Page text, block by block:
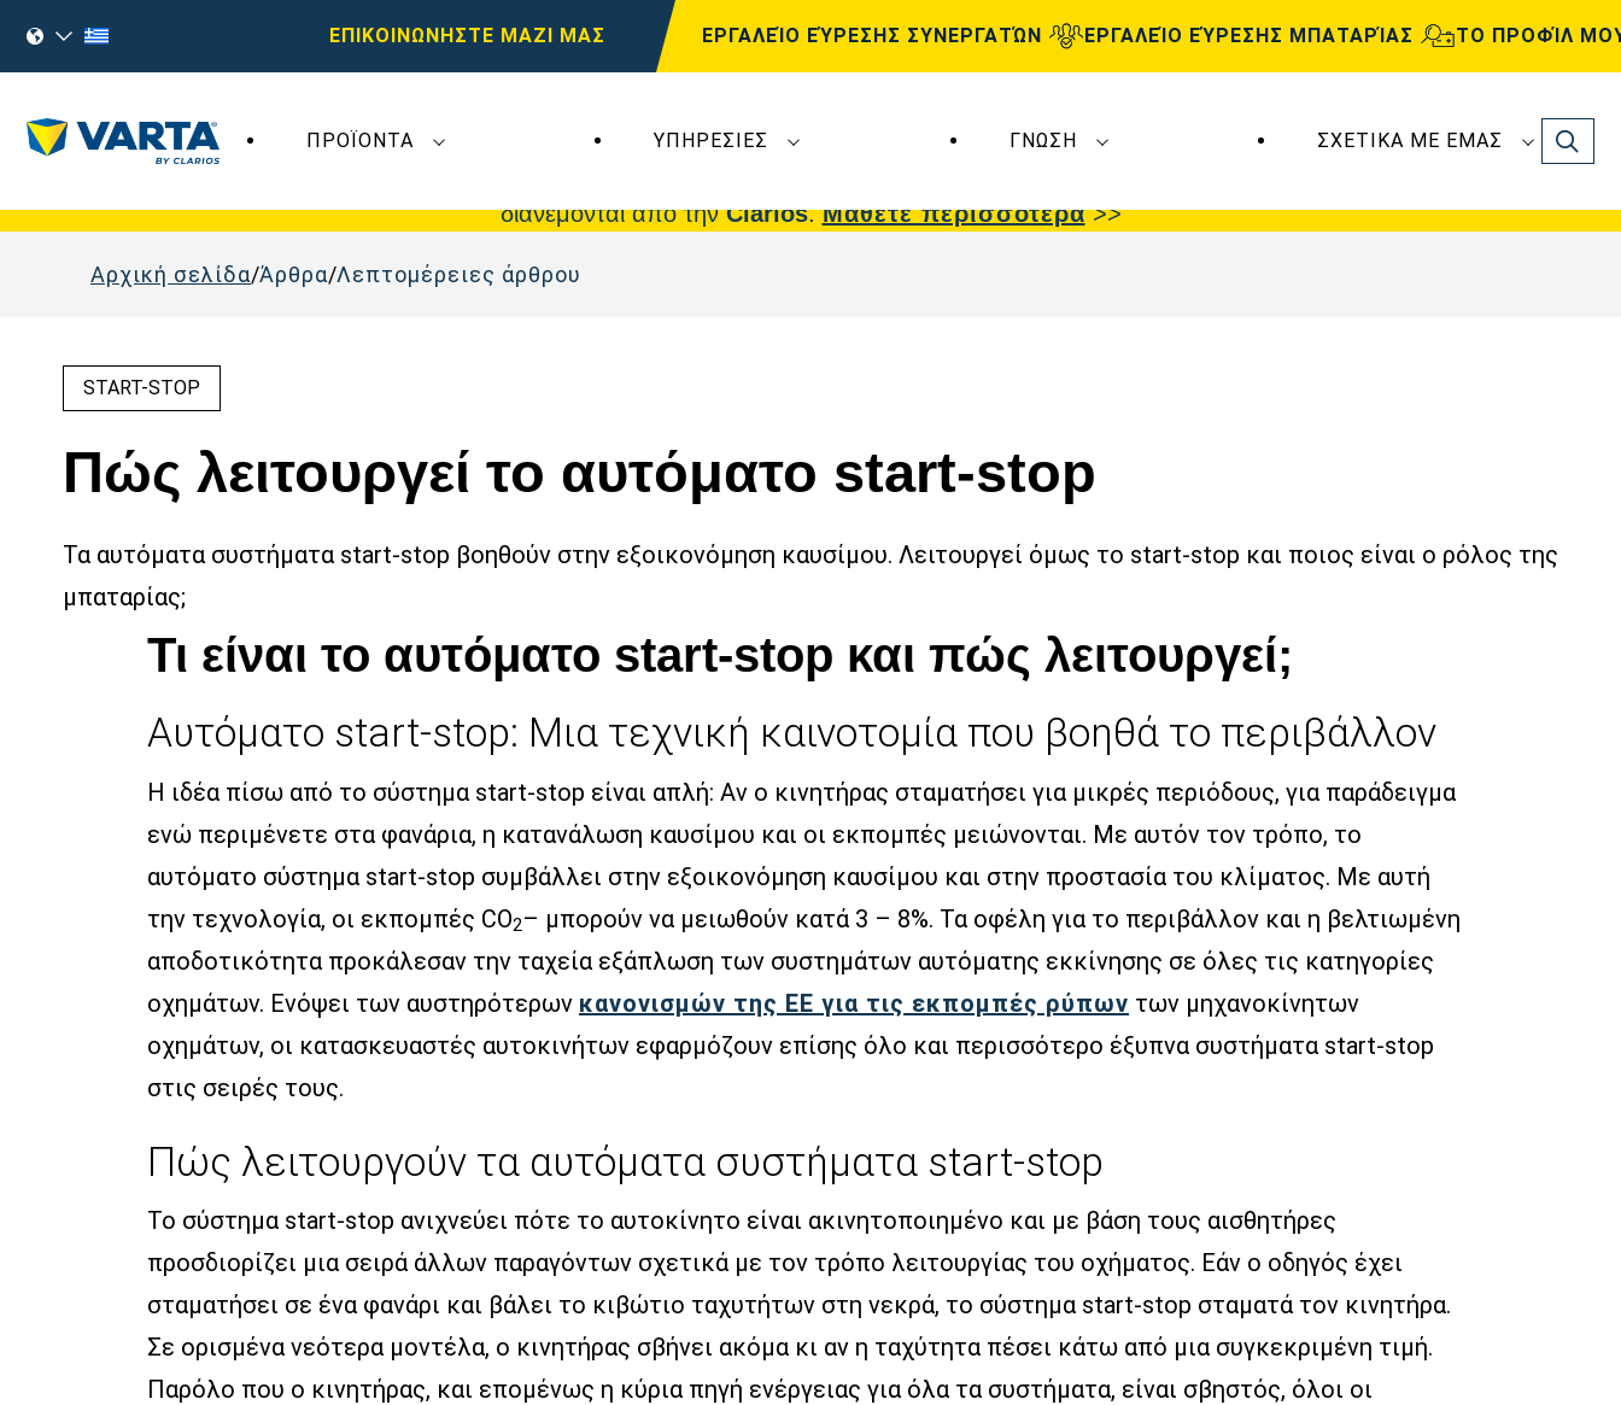
ΕΠΙΚΟΙΝΩΝΗΣΤΕ ΜΑΖΙ ΜΑΣ ΕΡΓΑΛΕΊΟ ΕΎΡΕΣΗΣ ΣΥΝΕΡΓΑΤΏΝ ΕΡΓΑΛΕΊΟ ΕΎΡΕΣΗΣ ΜΠΑΤΑΡΊΑΣ ΤΟ ΠΡΟΦΊΛ
ΠΡΟΪΌΝΤΑ ΥΠΗΡΕΣΊΕΣ ΓΝΏΣΗ ΣΧΕΤΙΚΆ ΜΕ ΕΜΆΣ Search
διανέμονται από τηνClarios.Μάθετε περισσότερα>>
Αρχική σελίδα Άρθρα Λεπτομέρειες άρθρου
START-STOP
Πώς λειτουργεί το αυτόματο start-stop
Τα αυτόματα συστήματα start-stop βοηθούν στην εξοικονόμηση καυσίμου. Λειτουργεί όμως το start-stop και ποιος είναι ο ρόλος της
μπαταρίας;
Τι είναι το αυτόματο start-stop και πώς λειτουργεί;
Αυτόματο start-stop: Μια τεχνική καινοτομία που βοηθά το περιβάλλον
Η ιδέα πίσω από το σύστημα start-stop είναι απλή: Αν ο κινητήρας σταματήσει για μικρές περιόδους, για παράδειγμα
ενώ περιμένετε στα φανάρια, η κατανάλωση καυσίμου και οι εκπομπές μειώνονται. Με αυτόν τον τρόπο, το
αυτόματο σύστημα start-stop συμβάλλει στην εξοικονόμηση καυσίμου και στην προστασία του κλίματος. Με αυτή
την τεχνολογία, οι εκπομπές CO2– μπορούν να μειωθούν κατά 3 – 8%. Τα οφέλη για το περιβάλλον και η βελτιωμένη
αποδοτικότητα προκάλεσαν την ταχεία εξάπλωση των συστημάτων αυτόματης εκκίνησης σε όλες τις κατηγορίες
οχημάτων. Ενόψει των αυστηρότερων κανονισμών της ΕΕ για τις εκπομπές ρύπων των μηχανοκίνητων
οχημάτων, οι κατασκευαστές αυτοκινήτων εφαρμόζουν επίσης όλο και περισσότερο έξυπνα συστήματα start-stop
στις σειρές τους.
Πώς λειτουργούν τα αυτόματα συστήματα start-stop
Το σύστημα start-stop ανιχνεύει πότε το αυτοκίνητο είναι ακινητοποιημένο και με βάση τους αισθητήρες
προσδιορίζει μια σειρά άλλων παραγόντων σχετικά με τον τρόπο λειτουργίας του οχήματος. Εάν ο οδηγός έχει
σταματήσει σε ένα φανάρι και βάλει το κιβώτιο ταχυτήτων στη νεκρά, το σύστημα start-stop σταματά τον κινητήρα.
Σε ορισμένα νεότερα μοντέλα, ο κινητήρας σβήνει ακόμα κι αν η ταχύτητα πέσει κάτω από μια συγκεκριμένη τιμή.
Παρόλο που ο κινητήρας, και επομένως η κύρια πηγή ενέργειας για όλα τα συστήματα, είναι σβηστός, όλοι οι